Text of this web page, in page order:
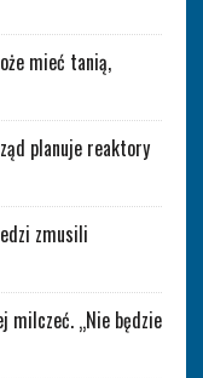
mieć tanią,
planuje reaktory
zmusili
milczeć. „Nie będzie